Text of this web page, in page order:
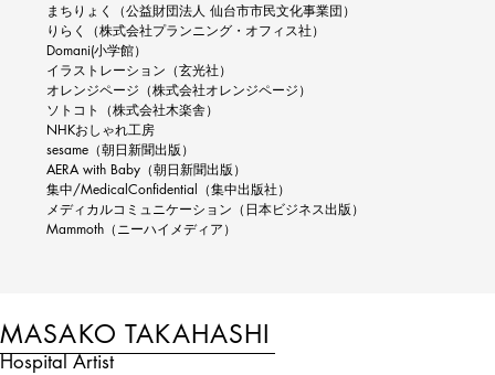
まちりょく（公益財団法人 仙台市市民文化事業団）
りらく（株式会社プランニング・オフィス社）
Domani(小学館）
イラストレーション（玄光社）
オレンジページ（株式会社オレンジページ）
ソトコト（株式会社木楽舎）
NHKおしゃれ工房
sesame（朝日新聞出版）
AERA with Baby（朝日新聞出版）
集中/MedicalConfidential（集中出版社）​
​メディカルコミュニケーション（日本ビジネス出版）​
Mammoth（ニーハイメディア）
MASAKO TAKAHASHI
Hospital Artist